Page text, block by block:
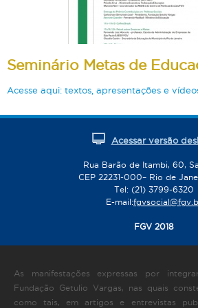
Seminário Metas de
Acesse aqui: textos, apresentações e
Acessar versão
Rua Barão de Itambi, 60,
CEP 22231-000– Rio de
Tel: (21) 3799-6320
E-mail:
FGV 2018
As manifestações expressas por
Fundação Getulio Vargas, nas quais
como tais, em artigos e entrevistas